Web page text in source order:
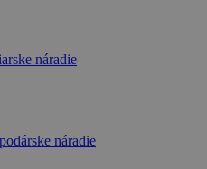
náradie
náradie